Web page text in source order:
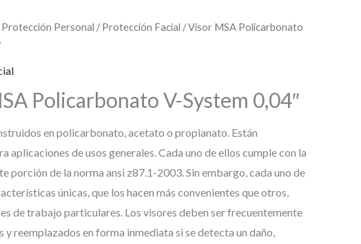
Protección Personal /Protección Facial / Visor MSA Policarbonato
Policarbonato V-System 0,04″
en policarbonato, acetato o propianato. Están
aplicaciones de usos generales. Cada uno de ellos cumple con la
porción de la norma ansi z87.1-2003. Sin embargo, cada uno de
únicas, que los hacen más convenientes que otros,
de trabajo particulares. Los visores deben ser frecuentemente
y reemplazados en forma inmediata si se detecta un daño,